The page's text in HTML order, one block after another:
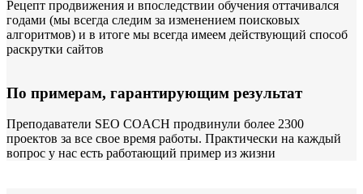
Рецепт продвижения и впоследствии обучения оттачивался
годами (мы всегда следим за изменением поисковых
алгоритмов) и в итоге мы всегда имеем действующий способ
раскрутки сайтов
По примерам, гарантирующим результат
Преподаватели SEO COACH продвинули более 2300
проектов за все свое время работы. Практически на каждый
вопрос у нас есть работающий пример из жизни